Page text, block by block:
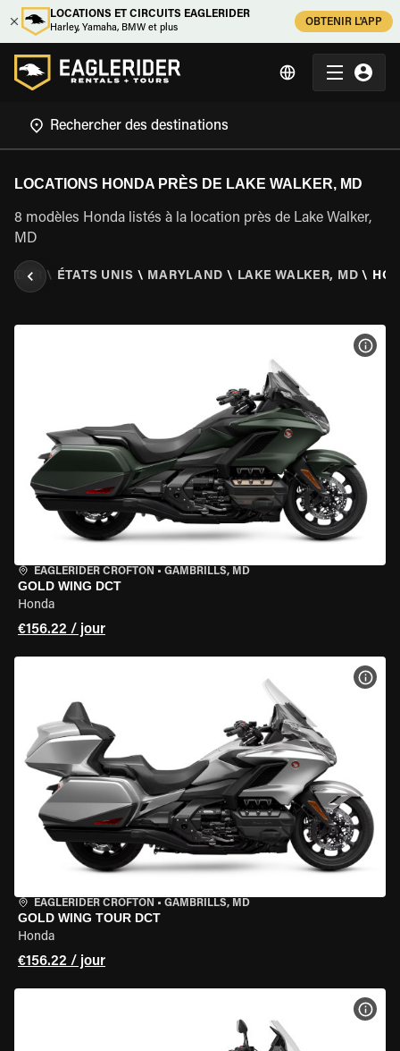
LOCATIONS ET CIRCUITS EAGLERIDER
Harley, Yamaha, BMW et plus
OBTENIR L'APP
LOCATIONS HONDA PRÈS DE LAKE WALKER, MD
8 modèles Honda listés à la location près de Lake Walker,
MD
\ ÉTATS UNIS \ MARYLAND \ LAKE WALKER, MD \
EAGLERIDER CROFTON • GAMBRILLS, MD
GOLD WING DCT
Honda
€156.22 / jour
EAGLERIDER CROFTON • GAMBRILLS, MD
GOLD WING TOUR DCT
Honda
€156.22 / jour